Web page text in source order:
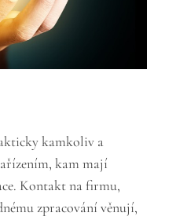
kamkoliv a
kam mají
Kontaktna firmu,
zpracování věnují,